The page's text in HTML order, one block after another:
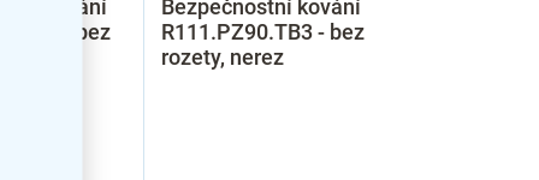
kování
- bez
Bezpečnostní kování
R111.PZ90.TB3 - bez
rozety, nerez